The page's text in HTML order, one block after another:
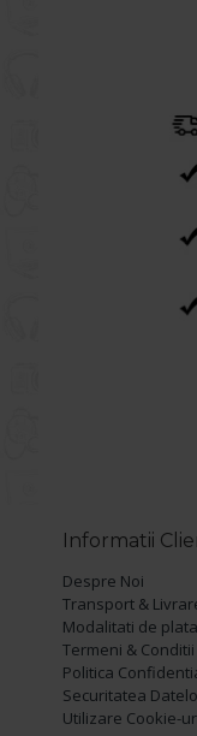
Informatii
Despre Noi
Transport &
Modalitati de
Termeni & Conditii
Politica
Securitatea
Utilizare Cookie-